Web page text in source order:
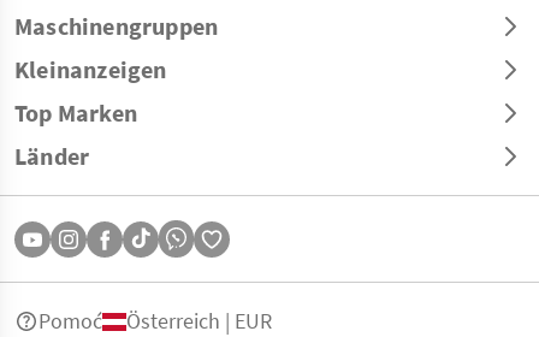
Maschinengruppen
Kleinanzeigen
Top Marken
Länder
Pomoć Österreich | EUR